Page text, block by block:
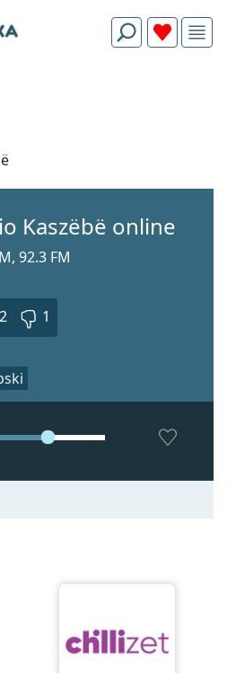
Kaszëbë online
92.3 FM
1